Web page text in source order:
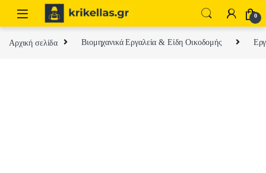
Skip to navigation
Skip to content
0
Αρχική σελίδα Βιομηχανικά Εργαλεία & Είδη Οικοδομής